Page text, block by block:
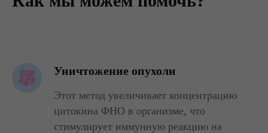
Уничтожение опухоли
Этот метод увеличивает концентрацию
цитокина ФНО в организме, что
стимулирует иммунную реакцию на